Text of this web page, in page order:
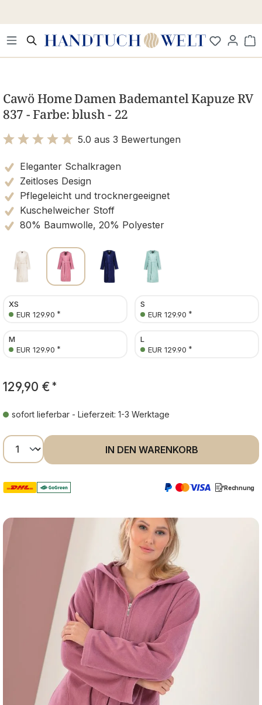
Cawö Home Damen Bademantel Kapuze RV
837 - Farbe: blush - 22
5.0 aus 3 Bewertungen
Eleganter Schalkragen
Zeitloses Design
Pflegeleicht und trocknergeeignet
Kuschelweicher Stoff
80% Baumwolle, 20% Polyester
XS
EUR 129.90 *
S
EUR 129.90 *
M
EUR 129.90 *
L
EUR 129.90 *
129,90 € *
sofort lieferbar - Lieferzeit: 1-3 Werktage
Produkt Anzahl: Gib den gewünschten
IN DEN WARENKORB
Rechnung